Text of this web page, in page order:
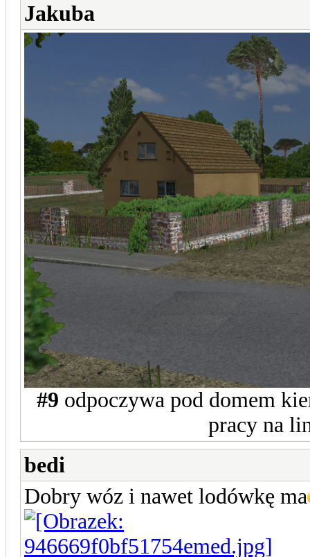
Jakuba
#9 odpoczywa pod domem
pracy na
bedi
Dobry wóz i nawet lodówkę ma